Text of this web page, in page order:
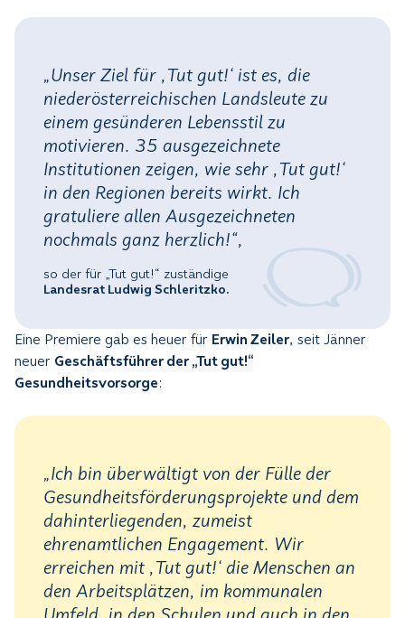
„Unser Ziel für ,Tut gut!‘ ist es, die
niederösterreichischen Landsleute zu
einem gesünderen Lebensstil zu
motivieren. 35 ausgezeichnete
Institutionen zeigen, wie sehr ,Tut gut!‘
in den Regionen bereits wirkt. Ich
gratuliere allen Ausgezeichneten
nochmals ganz herzlich!“,
so der für „Tut gut!“ zuständige
Landesrat Ludwig Schleritzko.
Eine Premiere gab es heuer für Erwin Zeiler, seit Jänner
neuer Geschäftsführer der „Tut gut!“
Gesundheitsvorsorge:
„Ich bin überwältigt von der Fülle der
Gesundheitsförderungsprojekte und dem
dahinterliegenden, zumeist
ehrenamtlichen Engagement. Wir
erreichen mit ,Tut gut!‘ die Menschen an
den Arbeitsplätzen, im kommunalen